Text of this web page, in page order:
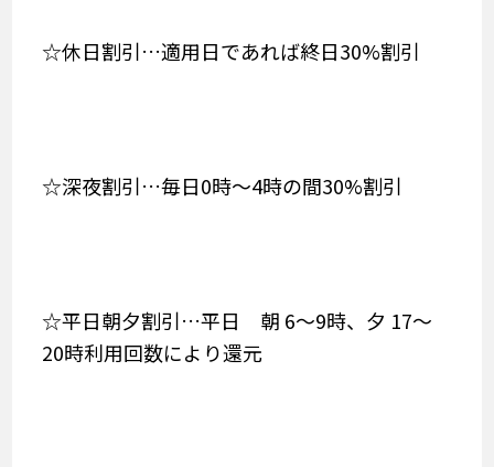
☆休日割引…適用日であれば終日30%割引
☆深夜割引…毎日0時～4時の間30%割引
☆平日朝夕割引…平日 朝 6～9時、夕 17～
20時利用回数により還元